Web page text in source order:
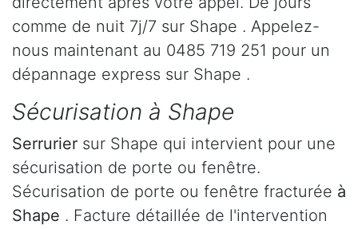
comme de nuit 7j/7 sur Shape . Appelez-
nous maintenant au 0485 719 251 pour un
dépannage express sur Shape .
Sécurisation à Shape
Serrurier sur Shape qui intervient pour une
sécurisation de porte ou fenêtre.
Sécurisation de porte ou fenêtre fracturée à
Shape . Facture détaillée de l'intervention